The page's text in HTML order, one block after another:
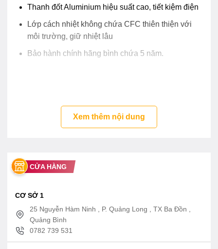
Thanh đốt Aluminium hiệu suất cao, tiết kiệm điện
Lớp cách nhiệt không chứa CFC thiên thiện với
môi trường, giữ nhiệt lâu
Bảo hành chính hãng bình chứa 5 năm.
Xem thêm nội dung
CỬA HÀNG
CƠ SỞ 1
25 Nguyễn Hàm Ninh , P. Quảng Long , TX Ba Đồn ,
Quảng Bình
0782 739 531